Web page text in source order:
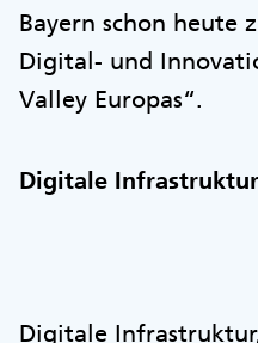
Bayern schon heute
Digital- und
Valley Europas“.
Digitale Infrastruktur
Digitale